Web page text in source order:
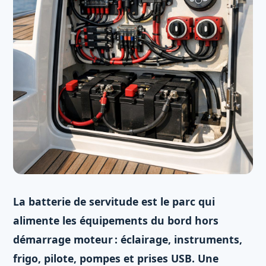
La batterie de servitude est le parc qui
alimente les équipements du bord hors
démarrage moteur : éclairage, instruments,
frigo, pilote, pompes et prises USB. Une